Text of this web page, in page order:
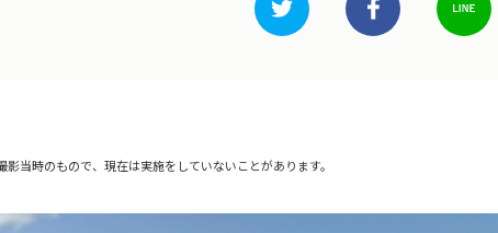
当時のもので、現在は実施をしていないことがあります。